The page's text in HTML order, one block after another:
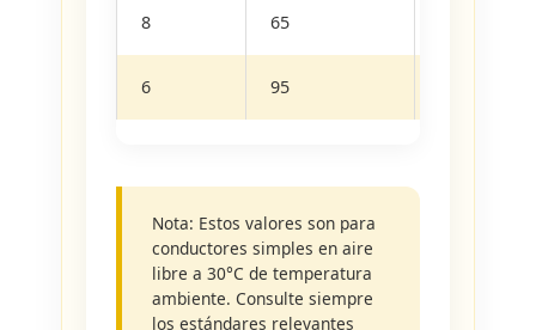
8 65
6 95
Nota: Estos valores son para
conductores simples en aire
libre a 30°C de temperatura
ambiente. Consulte siempre
los estándares relevantes